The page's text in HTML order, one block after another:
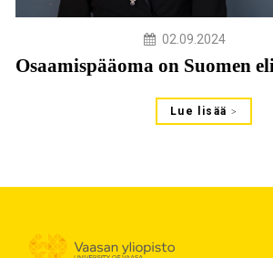
02.09.2024
Osaamispääoma on Suomen
Lue lisää